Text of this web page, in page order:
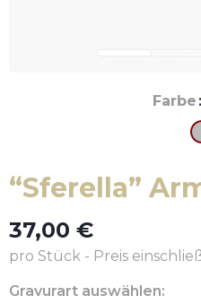
“Sferella”
37,00 €
pro Stück - Preis
Farbe
Gravurart auswählen: